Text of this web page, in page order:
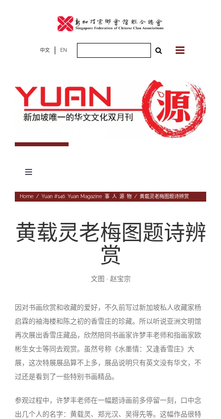
中文 EN
Toggle
专题
文化
文学
往期杂志
179期
177期
投稿
编委会
{username} | 退出
Home / Yuan #146, Yuan Magazine, 事, 人 源 物 / 黄载灵老梅图题诗辨赏
黄载灵老梅图题诗辨
赏
文图 · 赵宝宗
因对书画欣赏和收藏的爱好，不久前写过新加坡私人收藏家杨
启霖的袖海楼和陈之初的香雪庄的珍藏。所以听说亚洲文明馆
再次展出香雪庄藏品，欣然陪同书画家许梦丰老师和指画家欧
彬生女士等同去观赏。虽然号称《水墨情：又逢香雪庄》大
展，这次特展展品算不上多，展品说明只有英文没有华文，不
过还是看到了一些特别书画精品。
参观过程中，许梦丰老师在一幅题诗画前多停留一刻，口中念
出几个人的名字：黄载灵、郑光汉、吴得先等。这幅作品很特